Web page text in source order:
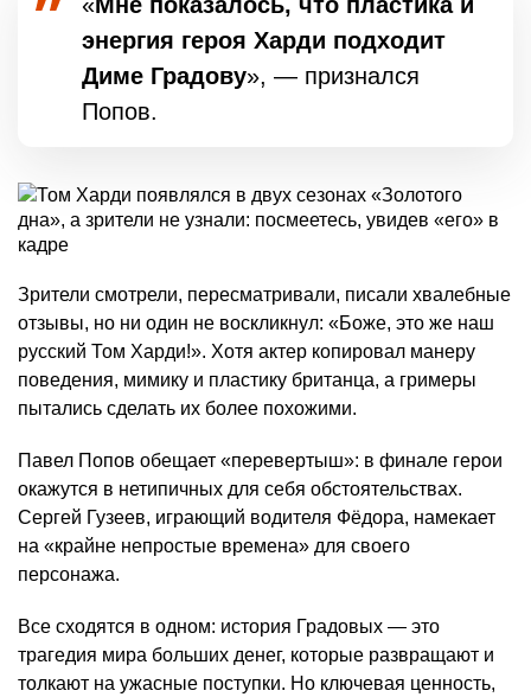
энергия героя Харди подходит
Диме Градову», — признался
Попов.
Зрители смотрели, пересматривали, писали хвалебные
отзывы, но ни один не воскликнул: «Боже, это же наш
русский Том Харди!». Хотя актер копировал манеру
поведения, мимику и пластику британца, а гримеры
пытались сделать их более похожими.
Павел Попов обещает «перевертыш»: в финале герои
окажутся в нетипичных для себя обстоятельствах.
Сергей Гузеев, играющий водителя Фёдора, намекает
на «крайне непростые времена» для своего
персонажа.
Все сходятся в одном: история Градовых — это
трагедия мира больших денег, которые развращают и
толкают на ужасные поступки. Но ключевая ценность,